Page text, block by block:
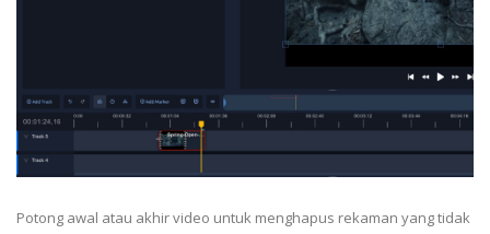
Potong awal atau akhir video untuk menghapus rekaman yang tidak